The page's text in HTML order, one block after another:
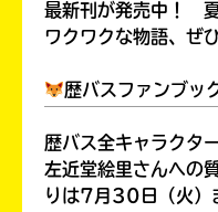
最新刊が発売中！
ワクワクな物語、ぜ
歴バスファンブッ
歴バス全キャラクタ
左近堂絵里さんへの
りは7月30日（火